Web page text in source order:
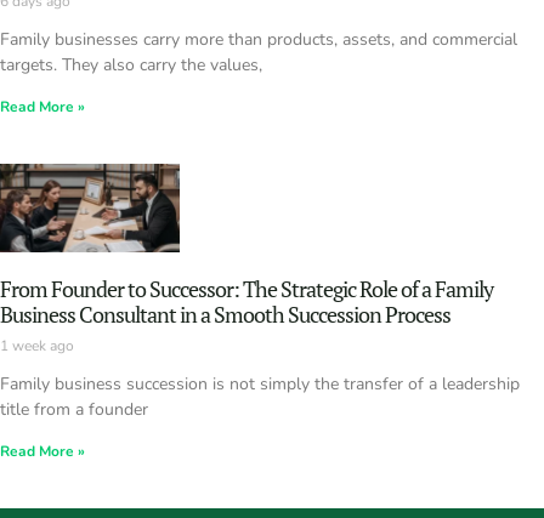
Family businesses carry more than products, assets, and commercial
targets. They also carry the values,
Read More »
From Founder to Successor: The Strategic Role of a Family
Business Consultant in a Smooth Succession Process
1 week ago
Family business succession is not simply the transfer of a leadership
title from a founder
Read More »